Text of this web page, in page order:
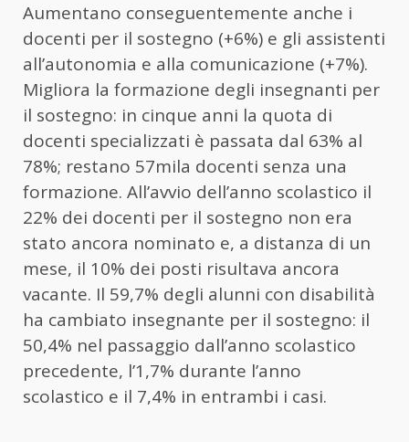
Aumentano conseguentemente anche i
docenti per il sostegno (+6%) e gli assistenti
all’autonomia e alla comunicazione (+7%).
Migliora la formazione degli insegnanti per
il sostegno: in cinque anni la quota di
docenti specializzati è passata dal 63% al
78%; restano 57mila docenti senza una
formazione. All’avvio dell’anno scolastico il
22% dei docenti per il sostegno non era
stato ancora nominato e, a distanza di un
mese, il 10% dei posti risultava ancora
vacante. Il 59,7% degli alunni con disabilità
ha cambiato insegnante per il sostegno: il
50,4% nel passaggio dall’anno scolastico
precedente, l’1,7% durante l’anno
scolastico e il 7,4% in entrambi i casi.